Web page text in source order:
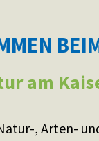
am
, Arten-